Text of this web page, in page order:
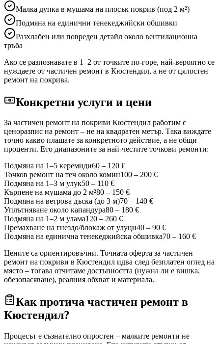
Малка дупка в мушама на плосък покрив (под 2 м²)
Подмяна на единични тенекеджийски обшивки
Разхлабен или повреден детайл около вентилационна
тръба
Ако се разпознавате в 1–2 от точките по-горе, най-вероятно се
нуждаете от частичен ремонт в Кюстендил, а не от цялостен
ремонт на покрива.
Конкретни услуги и цени
За частичен ремонт на покриви Кюстендил работим с
ценоразпис на ремонт – не на квадратен метър. Така виждате
точно какво плащате за конкретното действие, а не общи
проценти. Ето диапазоните за най-честите точкови ремонти:
Подмяна на 1–5 керемиди60 – 120 €
Точков ремонт на теч около комин100 – 200 €
Подмяна на 1–3 м улук50 – 110 €
Кърпене на мушама до 2 м²80 – 150 €
Подмяна на ветрова дъска (до 3 м)70 – 140 €
Уплътняване около капандура80 – 180 €
Подмяна на 1–2 м улама120 – 260 €
Премахване на гнездо/блокаж от улуци40 – 90 €
Подмяна на единична тенекеджийска обшивка70 – 160 €
Цените са ориентировъчни. Точната оферта за частичен
ремонт на покриви в Кюстендил идва след безплатен оглед на
място – тогава отчитаме достъпността (нужна ли е вишка,
обезопасяване), реалния обхват и материала.
Как протича частичен ремонт в
Кюстендил?
Процесът е съзнателно опростен – малките ремонти не